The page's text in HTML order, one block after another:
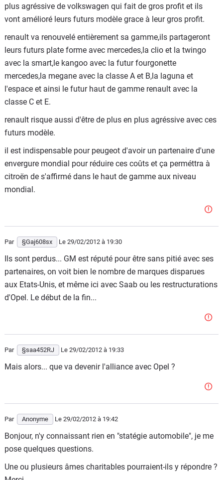
plus agréssive de volkswagen qui fait de gros profit et ils
vont amélioré leurs futurs modèle grace à leur gros profit.
renault va renouvelé entièrement sa gamme,ils partageront
leurs futurs plate forme avec mercedes,la clio et la twingo
avec la smart,le kangoo avec la futur fourgonette
mercedes,la megane avec la classe A et B,la laguna et
l'espace et ainsi le futur haut de gamme renault avec la
classe C et E.
renault risque aussi d'être de plus en plus agréssive avec ces
futurs modèle.
il est indispensable pour peugeot d'avoir un partenaire d'une
envergure mondial pour réduire ces coûts et ça perméttra à
citroën de s'affirmé dans le haut de gamme aux niveau
mondial.
Par §Gaj608sx Le 29/02/2012 à 19:30
Ils sont perdus... GM est réputé pour être sans pitié avec ses
partenaires, on voit bien le nombre de marques disparues
aux Etats-Unis, et même ici avec Saab ou les restructurations
d'Opel. Le début de la fin...
Par §saa452RJ Le 29/02/2012 à 19:33
Mais alors... que va devenir l'alliance avec Opel ?
Par Anonyme Le 29/02/2012 à 19:42
Bonjour, n'y connaissant rien en "statégie automobile", je me
pose quelques questions.
Une ou plusieurs âmes charitables pourraient-ils y répondre ?